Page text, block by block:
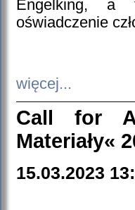
Engelking, a
oświadczenie
więcej...
Call for
Materiały«
15.03.2023